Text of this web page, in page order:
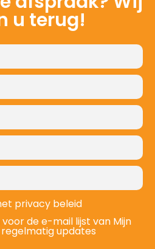
u terug!
privacy beleid
de e-mail lijst van Mijn
updates